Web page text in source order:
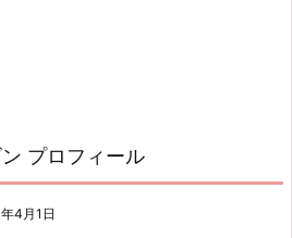
プロフィール
4月1日